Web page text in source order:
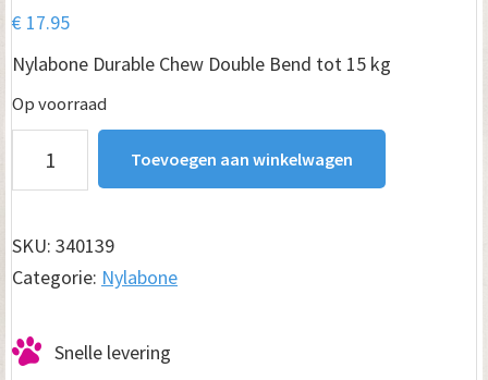
€ 17.95
Nylabone Durable Chew Double Bend tot 15 kg
Op voorraad
Durable
Double
Bend
15
kg
Toevoegen aan winkelwagen
SKU: 340139
Categorie: Nylabone
Snelle levering